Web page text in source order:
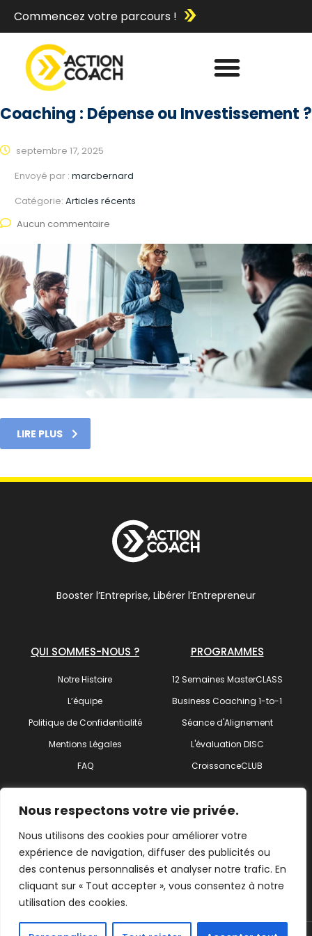
Nous respectons votre vie privée.
Nous utilisons des cookies pour améliorer votre
expérience de navigation, diffuser des publicités ou
des contenus personnalisés et analyser notre trafic. En
cliquant sur « Tout accepter », vous consentez à notre
utilisation des cookies.
Commencez votre parcours !
Coaching : Dépense ou Investissement ?
septembre 17, 2025
Envoyé par : marcbernard
Catégorie: Articles récents
Aucun commentaire
LIRE PLUS
Booster l’Entreprise, Libérer l’Entrepreneur
QUI SOMMES-NOUS ?
Notre Histoire
L’équipe
Politique de Confidentialité
Mentions Légales
FAQ
PROGRAMMES
12 Semaines MasterCLASS
Business Coaching 1-to-1
Séance d'Alignement
L'évaluation DISC
CroissanceCLUB
Trouvez votre coach